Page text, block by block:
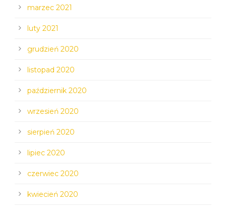
marzec 2021
luty 2021
grudzień 2020
listopad 2020
październik 2020
wrzesień 2020
sierpień 2020
lipiec 2020
czerwiec 2020
kwiecień 2020